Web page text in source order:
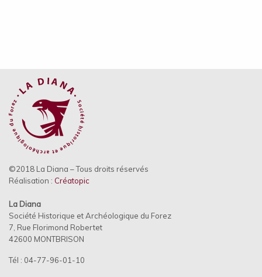
©2018 La Diana – Tous droits réservés
Réalisation : Créatopic
La Diana
Société Historique et Archéologique du Forez
7, Rue Florimond Robertet
42600 MONTBRISON
Tél : 04-77-96-01-10